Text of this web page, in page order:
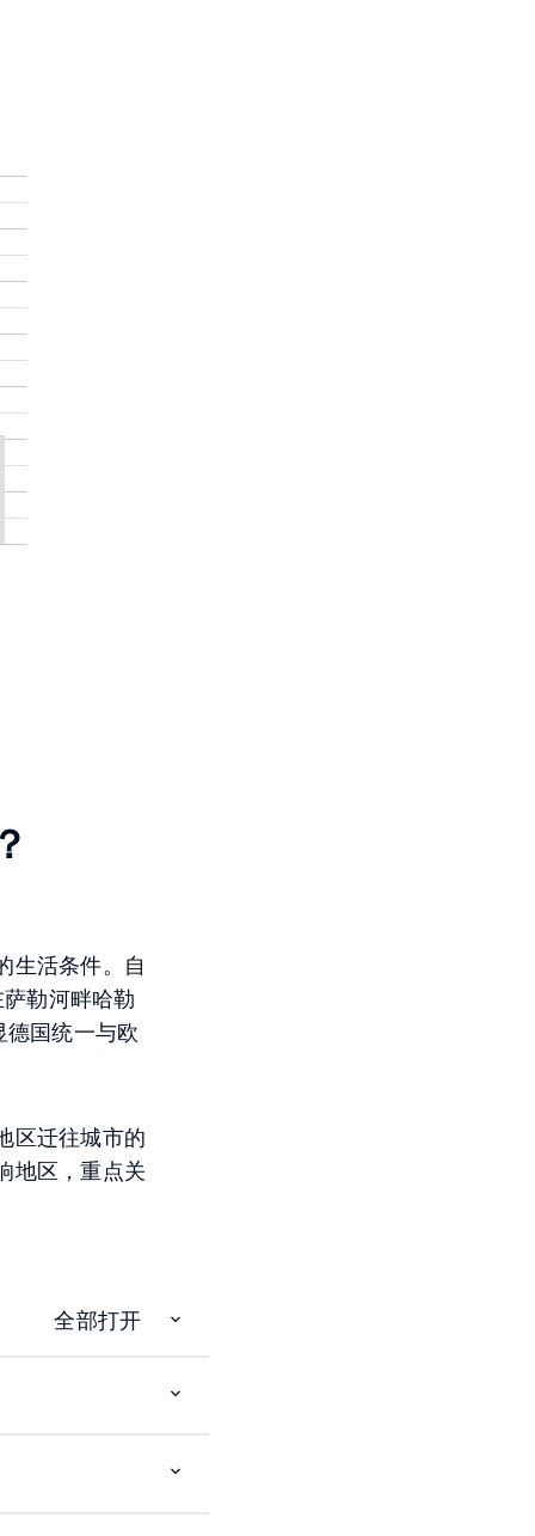
生活条件。自
勒河畔哈勒
德国统一与欧
区迁往城市的
地区，重点关
全部打开
Open
Open